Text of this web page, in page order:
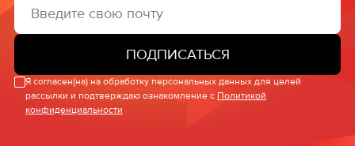
ПОДПИСАТЬСЯ
Я согласен(на) на обработку персональных данных для целей
рассылки и подтверждаю ознакомление с Политикой
конфиденциальности